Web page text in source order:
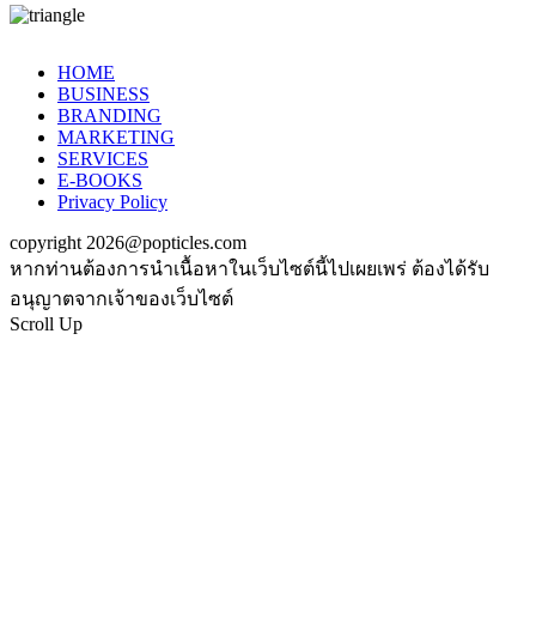
HOME
BUSINESS
BRANDING
MARKETING
SERVICES
E-BOOKS
Privacy Policy
copyright 2026@popticles.com
หากท่านต้องการนำเนื้อหาในเว็บไซต์นี้ไปเผยเพร่ ต้องได้รับ
อนุญาตจากเจ้าของเว็บไซต์
Scroll Up